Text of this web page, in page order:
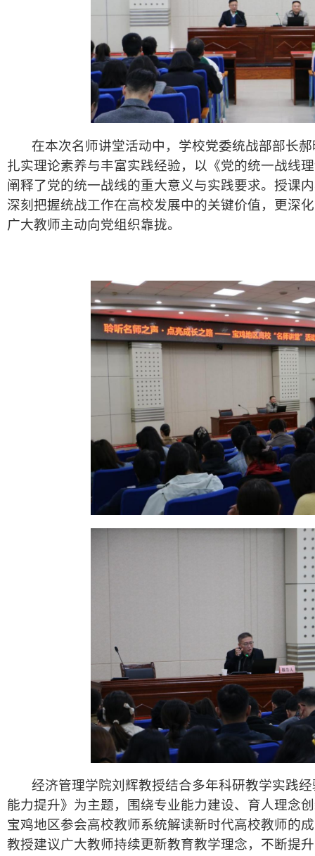
在本次名师讲堂活动中，学校党委统战部部长郝
扎实理论素养与丰富实践经验，以《党的统一战线
阐释了党的统一战线的重大意义与实践要求。授课
深刻把握统战工作在高校发展中的关键价值，更深
广大教师主动向党组织靠拢。
经济管理学院刘辉教授结合多年科研教学实践经
能力提升》为主题，围绕专业能力建设、育人理念
宝鸡地区参会高校教师系统解读新时代高校教师的
教授建议广大教师持续更新教育教学理念，不断提